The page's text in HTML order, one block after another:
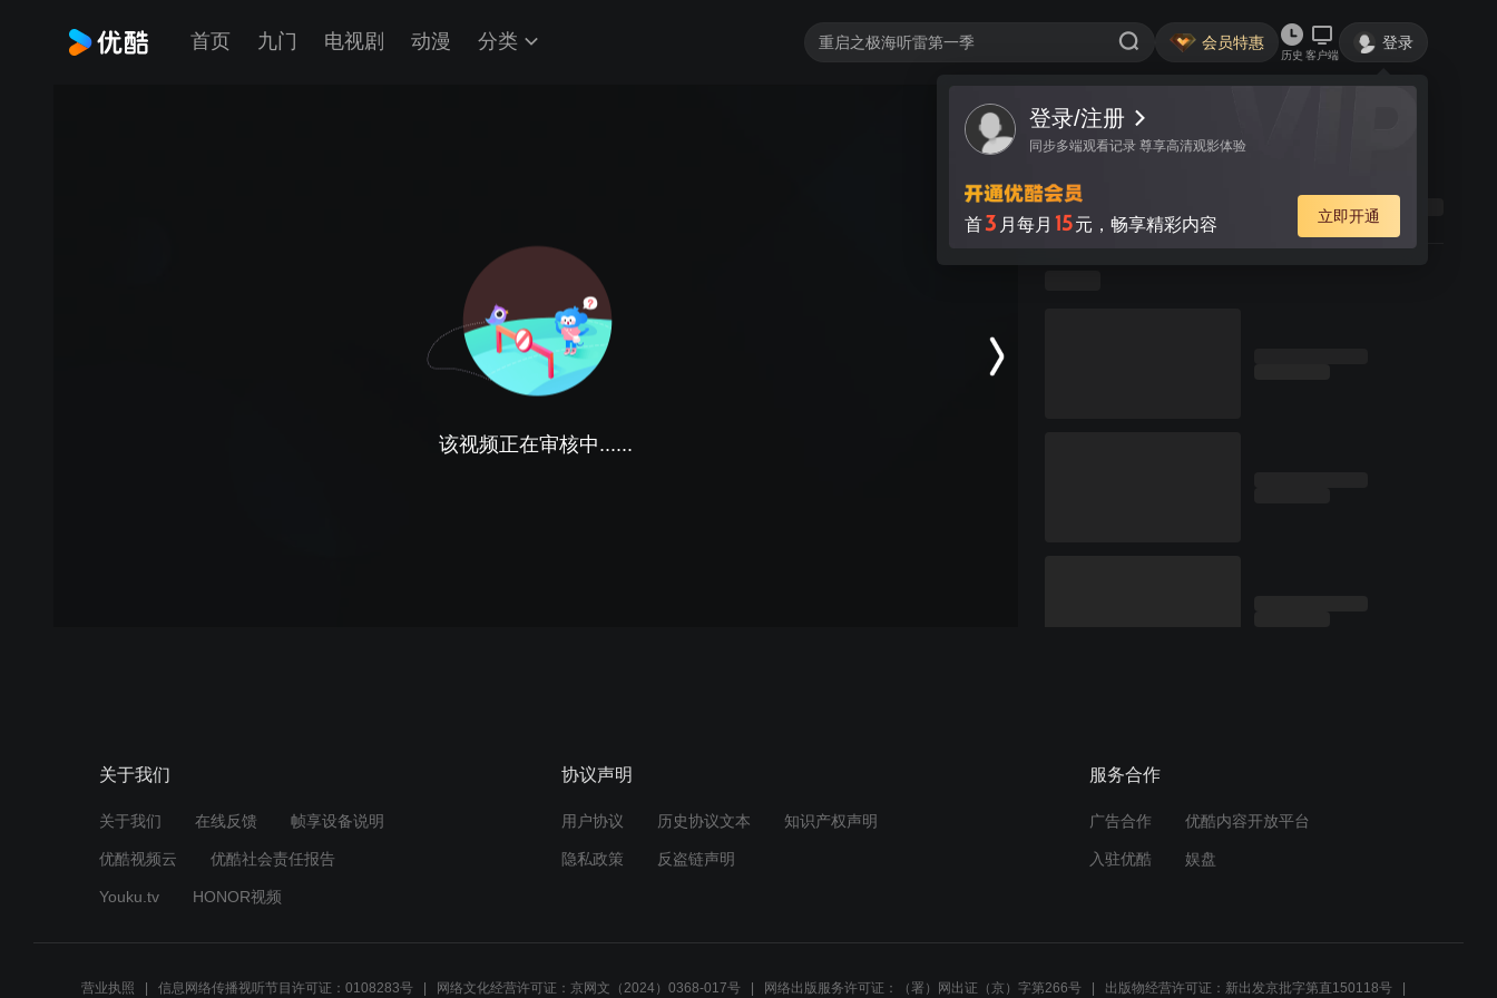
首页 九门 电视剧 动漫 分类 会员特惠
历史 客户端
登录
登录/注册
同步多端观看记录 尊享高清观影体验
首3 月每月 15元，畅享精彩内容 立即开通
该视频正在审核中......
关于我们
关于我们 在线反馈 帧享设备说明
优酷视频云 优酷社会责任报告
Youku.tv HONOR视频
协议声明
用户协议 历史协议文本 知识产权声明
隐私政策 反盗链声明
服务合作
广告合作 优酷内容开放平台
入驻优酷 娱盘
营业执照 信息网络传播视听节目许可证：0108283号 网络文化经营许可证：京网文（2024）0368-017号 网络出版服务许可证：（署）网出证（京）字第266号 出版物经营许可证：新出发京批字第直150118号